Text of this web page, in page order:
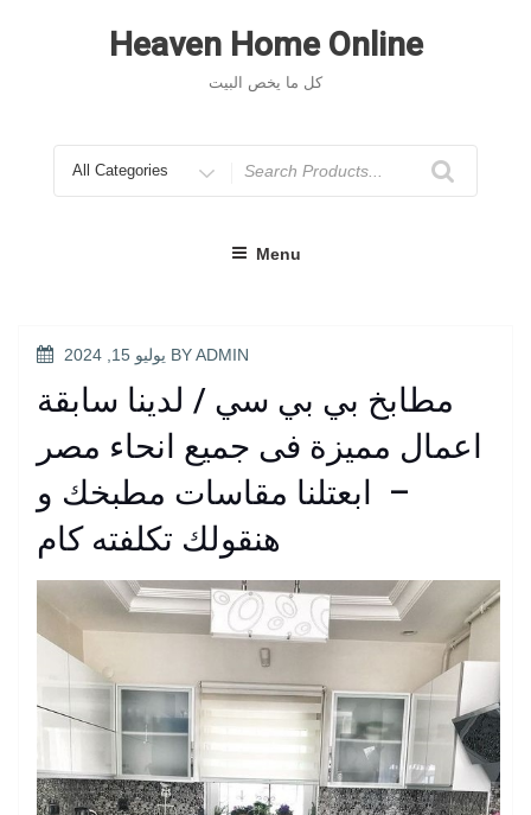
Heaven Home Online
كل ما يخص البيت
for
Menu
POSTED يوليو 15, 2024 BYADMIN
مطابخ بي بي سي / لدينا سابقة
اعمال مميزة فى جميع انحاء مصر
– ابعتلنا مقاسات مطبخك و
هنقولك تكلفته كام